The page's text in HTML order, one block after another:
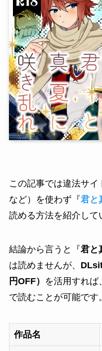
この記事では違法サ
など）を使わず『君と
読める方法を紹介して
結論から言うと『君と
は読めませんが、
円OFF）
を活用すれば
で読むことが可能です。
作品名